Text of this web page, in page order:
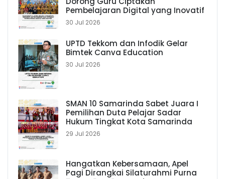
Pembelajaran Digital yang Inovatif
30 Jul 2026
UPTD Tekkom dan Infodik Gelar
Bimtek Canva Education
30 Jul 2026
SMAN 10 Samarinda Sabet Juara I
Pemilihan Duta Pelajar Sadar
Hukum Tingkat Kota Samarinda
29 Jul 2026
Hangatkan Kebersamaan, Apel
Pagi Dirangkai Silaturahmi Purna